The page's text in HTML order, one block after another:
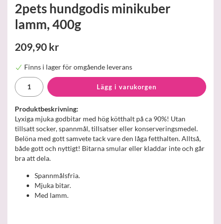
2pets hundgodis minikuber
lamm, 400g
209,90 kr
Finns i lager för omgående leverans
Lägg i varukorgen
Produktbeskrivning:
Lyxiga mjuka godbitar med hög kötthalt på ca 90%! Utan
tillsatt socker, spannmål, tillsatser eller konserveringsmedel.
Belöna med gott samvete tack vare den låga fetthalten. Alltså,
både gott och nyttigt! Bitarna smular eller kladdar inte och går
bra att dela.
Spannmålsfria.
Mjuka bitar.
Med lamm.